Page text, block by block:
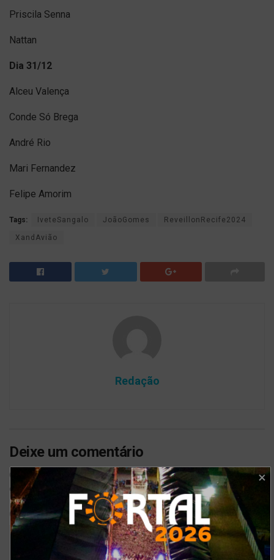
Priscila Senna
Nattan
Dia 31/12
Alceu Valença
Conde Só Brega
André Rio
Mari Fernandez
Felipe Amorim
Tags: IveteSangalo JoãoGomes ReveillonRecife2024
XandAvião
Redação
Deixe um comentário
O seu endereço de e-mail não será publicado.
Campos
obrigatórios são marcados com*
Comentário*